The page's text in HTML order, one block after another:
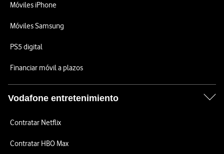
Móviles iPhone
Móviles Samsung
PS5 digital
Financiar móvil a plazos
Vodafone entretenimiento
Contratar Netflix
Contratar HBO Max